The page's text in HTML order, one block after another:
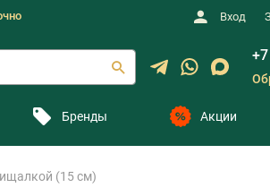
Вход
Бренды Акции
(15 см)